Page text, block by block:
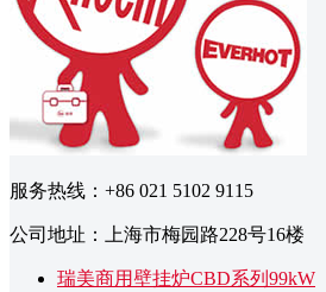
服务热线：+86 021 5102 9115
公司地址：上海市梅园路228号16楼
瑞美商用壁挂炉CBD系列99kW